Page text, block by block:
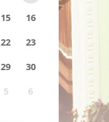
15
16
22
23
29
30
5 6